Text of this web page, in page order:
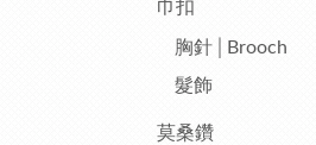
巾扣
胸針│Brooch
髮飾
莫桑鑽